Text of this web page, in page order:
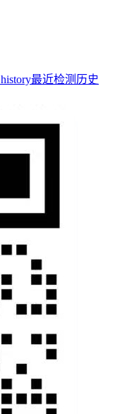
history最近检测历史